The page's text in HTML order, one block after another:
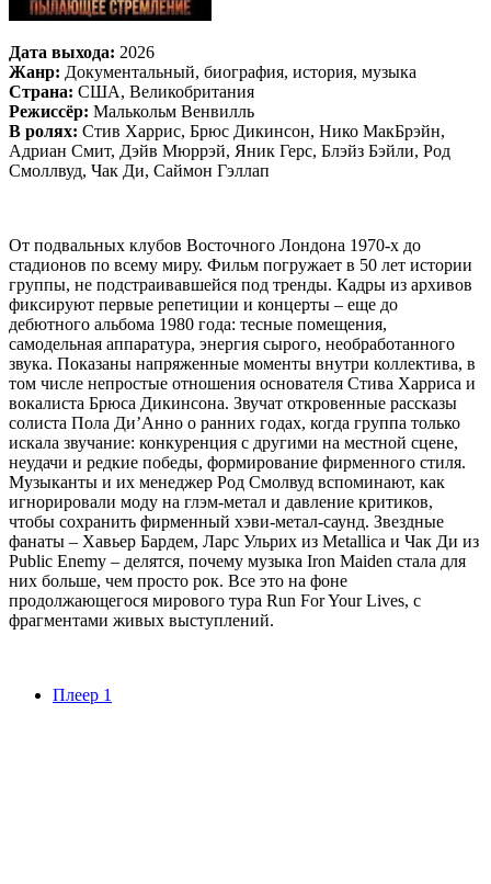
Дата выхода: 2026
Жанр: Документальный, биография, история, музыка
Страна: США, Великобритания
Режиссёр: Малькольм Венвилль
В ролях: Стив Харрис, Брюс Дикинсон, Нико МакБрэйн,
Адриан Смит, Дэйв Мюррэй, Яник Герс, Блэйз Бэйли, Род
Смоллвуд, Чак Ди, Саймон Гэллап
От подвальных клубов Восточного Лондона 1970-х до
стадионов по всему миру. Фильм погружает в 50 лет истории
группы, не подстраивавшейся под тренды. Кадры из архивов
фиксируют первые репетиции и концерты – еще до
дебютного альбома 1980 года: тесные помещения,
самодельная аппаратура, энергия сырого, необработанного
звука. Показаны напряженные моменты внутри коллектива, в
том числе непростые отношения основателя Стива Харриса и
вокалиста Брюса Дикинсона. Звучат откровенные рассказы
солиста Пола Ди’Анно о ранних годах, когда группа только
искала звучание: конкуренция с другими на местной сцене,
неудачи и редкие победы, формирование фирменного стиля.
Музыканты и их менеджер Род Смолвуд вспоминают, как
игнорировали моду на глэм-метал и давление критиков,
чтобы сохранить фирменный хэви-метал-саунд. Звездные
фанаты – Хавьер Бардем, Ларс Ульрих из Metallica и Чак Ди из
Public Enemy – делятся, почему музыка Iron Maiden стала для
них больше, чем просто рок. Все это на фоне
продолжающегося мирового тура Run For Your Lives, с
фрагментами живых выступлений.
Плеер 1